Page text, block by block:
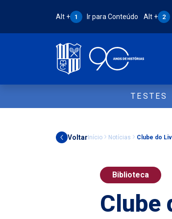
Atalho Alt + 1:
Alt + 1 Ir para Conteúdo Atalho
Alt + 2
TESTES
Voltar Início Notícias Clube do
Biblioteca
Clube